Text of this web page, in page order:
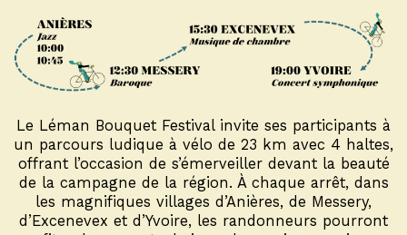
Le Léman Bouquet Festival invite ses participants à
un parcours ludique à vélo de 23 km avec 4 haltes,
offrant l’occasion de s’émerveiller devant la beauté
de la campagne de la région. À chaque arrêt, dans
les magnifiques villages d’Anières, de Messery,
d’Excenevex et d’Yvoire, les randonneurs pourront